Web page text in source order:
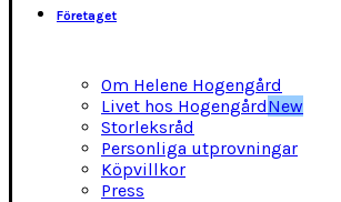
Företaget
Om Helene Hogengård
Livet hos HogengårdNew
Storleksråd
Personliga utprovningar
Köpvillkor
Press